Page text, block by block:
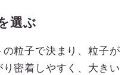
選ぶ
粒子で決まり、粒子が
密着しやすく、大きい